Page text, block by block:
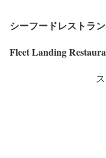
シーフードレストラン
Fleet Landing